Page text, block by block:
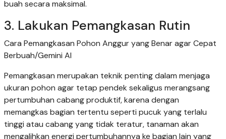
buah secara maksimal.
3. Lakukan Pemangkasan Rutin
Cara Pemangkasan Pohon Anggur yang Benar agar Cepat
Berbuah/Gemini AI
Pemangkasan merupakan teknik penting dalam menjaga
ukuran pohon agar tetap pendek sekaligus merangsang
pertumbuhan cabang produktif, karena dengan
memangkas bagian tertentu seperti pucuk yang terlalu
tinggi atau cabang yang tidak teratur, tanaman akan
mengalihkan energi pertumbuhannya ke bagian lain yang